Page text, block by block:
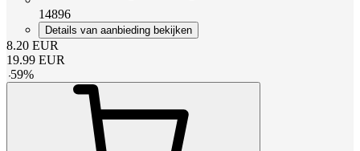
14896
Details van aanbieding bekijken
8.20 EUR
19.99 EUR
-59%